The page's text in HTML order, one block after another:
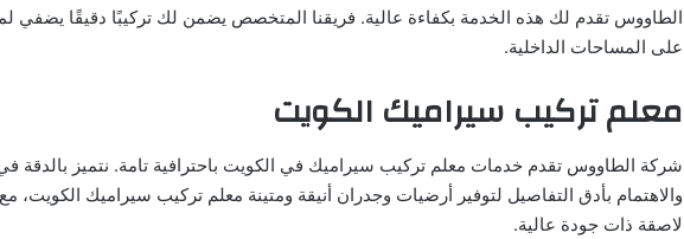
الطاووس تقدم لك هذه الخدمة بكفاءة عالية. فريقنا المتخصص يضمن لك تركيبًا دقيقًا يضفي
على المساحات الداخلية.
معلم تركيب سيراميك الكويت
شركة الطاووس تقدم خدمات معلم تركيب سيراميك في الكويت باحترافية تامة. نتميز بالدقة في
والاهتمام بأدق التفاصيل لتوفير أرضيات وجدران أنيقة ومتينة معلم تركيب سيراميك الكويت،
لاصقة ذات جودة عالية.